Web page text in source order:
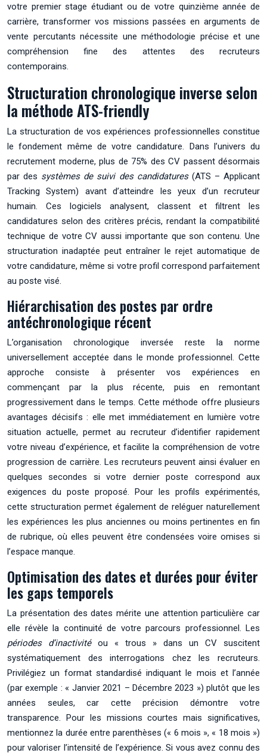
votre premier stage étudiant ou de votre quinzième année de
carrière, transformer vos missions passées en arguments de
vente percutants nécessite une méthodologie précise et une
compréhension fine des attentes des recruteurs
contemporains.
Structuration chronologique inverse selon
la méthode ATS-friendly
La structuration de vos expériences professionnelles constitue
le fondement même de votre candidature. Dans l’univers du
recrutement moderne, plus de 75% des CV passent désormais
par des systèmes de suivi des candidatures(ATS – Applicant
Tracking System) avant d’atteindre les yeux d’un recruteur
humain. Ces logiciels analysent, classent et filtrent les
candidatures selon des critères précis, rendant la compatibilité
technique de votre CV aussi importante que son contenu. Une
structuration inadaptée peut entraîner le rejet automatique de
votre candidature, même si votre profil correspond parfaitement
au poste visé.
Hiérarchisation des postes par ordre
antéchronologique récent
L’organisation chronologique inversée reste la norme
universellement acceptée dans le monde professionnel. Cette
approche consiste à présenter vos expériences en
commençant par la plus récente, puis en remontant
progressivement dans le temps. Cette méthode offre plusieurs
avantages décisifs : elle met immédiatement en lumière votre
situation actuelle, permet au recruteur d’identifier rapidement
votre niveau d’expérience, et facilite la compréhension de votre
progression de carrière. Les recruteurs peuvent ainsi évaluer en
quelques secondes si votre dernier poste correspond aux
exigences du poste proposé. Pour les profils expérimentés,
cette structuration permet également de reléguer naturellement
les expériences les plus anciennes ou moins pertinentes en fin
de rubrique, où elles peuvent être condensées voire omises si
l’espace manque.
Optimisation des dates et durées pour éviter
les gaps temporels
La présentation des dates mérite une attention particulière car
elle révèle la continuité de votre parcours professionnel. Les
périodes d’inactivitéou « trous » dans un CV suscitent
systématiquement des interrogations chez les recruteurs.
Privilégiez un format standardisé indiquant le mois et l’année
(par exemple : « Janvier 2021 – Décembre 2023 ») plutôt que les
années seules, car cette précision démontre votre
transparence. Pour les missions courtes mais significatives,
mentionnez la durée entre parenthèses (« 6 mois », « 18 mois »)
pour valoriser l’intensité de l’expérience. Si vous avez connu des